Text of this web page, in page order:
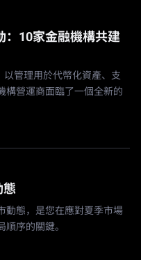
：10家金融機構共建
以管理用於代幣化資產、支
構營運商面臨了一個全新的
態
動態，是您在應對夏季市場
序的關鍵。